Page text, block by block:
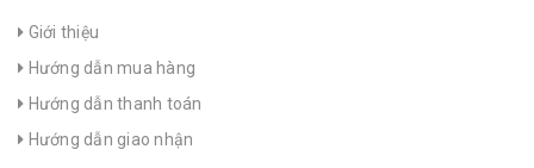
Giới thiệu
Hướng dẫn mua hàng
Hướng dẫn thanh toán
Hướng dẫn giao nhận